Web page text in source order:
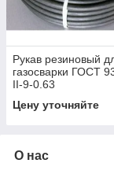
Рукав резиновый
газосварки ГОСТ
II-9-0.63
Цену уточняйте
О нас